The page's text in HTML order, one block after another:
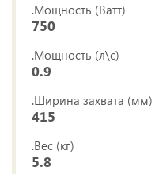
.Мощность (Ватт)
750
.Мощность (л\с)
0.9
.Ширина захвата (мм)
415
.Вес (кг)
5.8